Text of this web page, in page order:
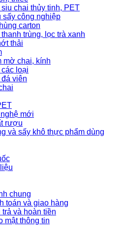
chai thủy tinh, PET
sấy công nghiệp
carton
trùng, lọc trà xanh
thải
mờ chai, kính
loại
viên
mới
rượu
và sấy khô thực phẩm dùng
chung
toán và giao hàng
và hoàn tiền
mật thông tin